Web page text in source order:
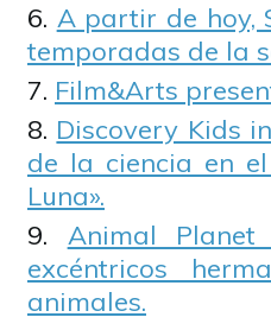
A partir de hoy,
temporadas de la
Film&Arts
Discovery Kids
de la ciencia en
Luna».
Animal
excéntricos
animales.